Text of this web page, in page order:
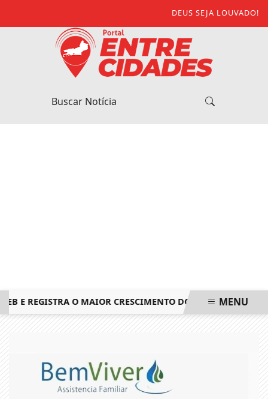
DEUS SEJA LOUVADO!
REGISTRA O MAIOR CRESCIMENTO DO ESTADO DO RIO DE
MENU